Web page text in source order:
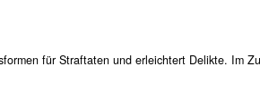
für Straftaten und erleichtert Delikte. Im